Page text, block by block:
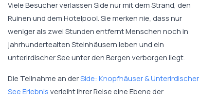
Viele Besucher verlassen Side nur mit dem Strand, den
Ruinen und dem Hotelpool. Sie merken nie, dass nur
weniger als zwei Stunden entfernt Menschen noch in
jahrhundertealten Steinhäusern leben und ein
unterirdischer See unter den Bergen verborgen liegt.
Die Teilnahme an derSide: Knopfhäuser & Unterirdischer
See Erlebnisverleiht Ihrer Reise eine Ebene der